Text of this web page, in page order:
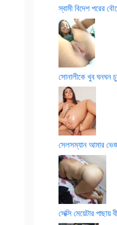
স্বামী বিদেশ পরের
সোনালীকে খুব ঘনঘন
সেলসম্যান আমার
সেক্সি মেয়েটার পাছায়